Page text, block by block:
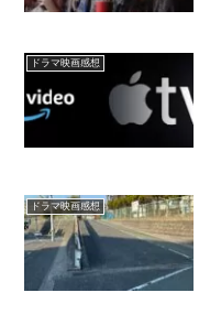
ドラマ映画感想
ドラマ映画感想